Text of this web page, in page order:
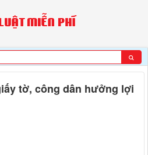
tờ, công dân hưởng lợi